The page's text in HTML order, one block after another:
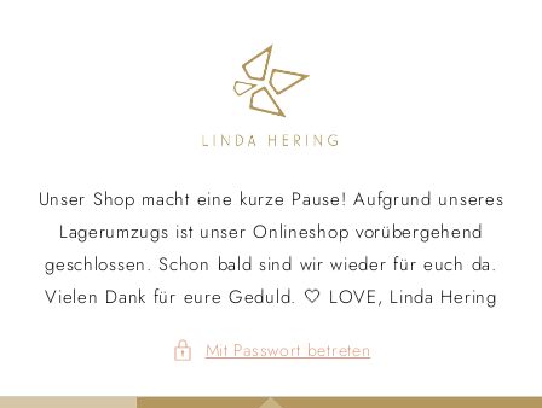
Unser Shop macht eine kurze Pause! Aufgrund unseres
Lagerumzugs ist unser Onlineshop vorübergehend
geschlossen. Schon bald sind wir wieder für euch da.
Vielen Dank für eure Geduld. 🤍 LOVE, Linda Hering
Mit Passwort betreten